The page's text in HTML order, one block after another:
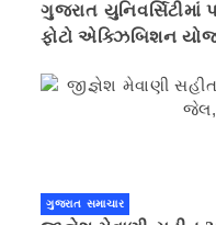
ગુજરાત યુનિવર્સિટીમાં
ફોટો એક્ઝિબિશન
ગુજરાત સમાચાર